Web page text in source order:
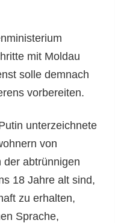
mit Moldau
solle demnach
vorbereiten.
unterzeichnete
von
der abtrünnigen
18 Jahre alt sind,
zu erhalten,
Sprache,